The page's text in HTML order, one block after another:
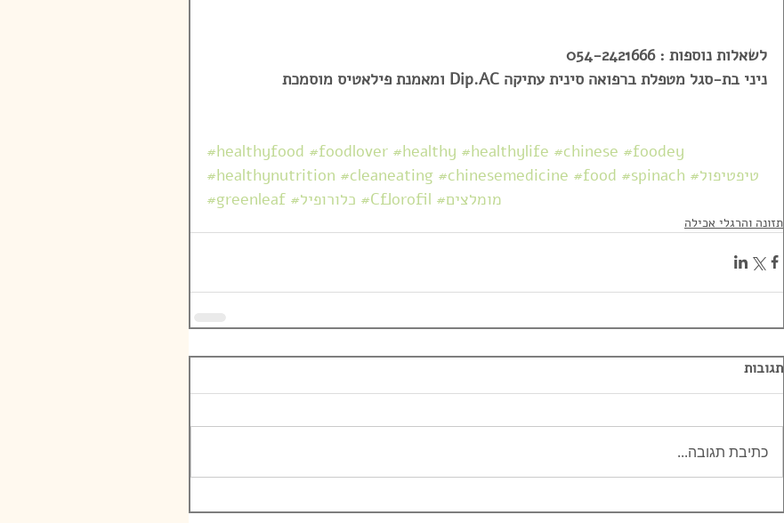
לשאלות נוספות : 054-2421666
ניני בת-סגל מטפלת ברפואה סינית עתיקה Dip.AC ומאמנת פילאטיס מוסמכת
#healthyfood #foodlover #healthy #healthylife #chinese #foodey
#healthynutrition #cleaneating #chinesemedicine #food #spinach
#טיפטיפול
#greenleaf
#כלורופיל #Cflorofil #מומלצים
תזונה והרגלי אכילה
תגובות
כתיבת תגובה...